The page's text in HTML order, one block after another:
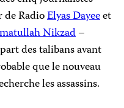
de RadioElyas Dayeeet
Nikzad–
des talibans avant
que le nouveau
les assassins.